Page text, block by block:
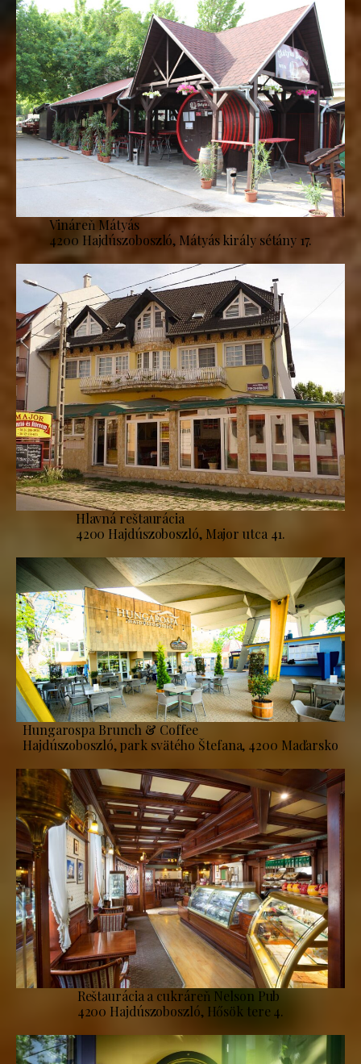
Vináreň Mátyás
4200 Hajdúszoboszló, Mátyás király sétány 17.
Hlavná reštaurácia
4200 Hajdúszoboszló, Major utca 41.
Hungarospa Brunch & Coffee
Hajdúszoboszló, park svätého Štefana, 4200 Maďarsko
Reštaurácia a cukráreň Nelson Pub
4200 Hajdúszoboszló, Hősök tere 4.